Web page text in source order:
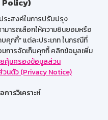
Policy)
ระสงค์ในการปรับปรุง
ารถเลือกให้ความยินยอมหรือ
คุกกี้” แต่ละประเภท ในกรณีที่
มการจัดเก็บคุกกี้ คลิกข้อมูลเพิ่ม
ยคุ้มครองข้อมูลส่วน
วนตัว (Privacy Notice)
การวิเคราะห์
งาน
M-Search
เมล